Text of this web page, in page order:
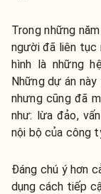
Trong những
người đã liên
hình là những
Những dự án
nhưng cũng đã
như: lừa đảo,
nội bộ của công
Đáng chú ý hơn
dụng cách tiếp